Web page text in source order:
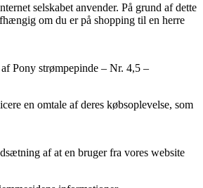
selskabet anvender. På grund af dette
om du er på shopping til en herre
Pony strømpepinde – Nr. 4,5 –
en omtale af deres købsoplevelse, som
af at en bruger fra vores website